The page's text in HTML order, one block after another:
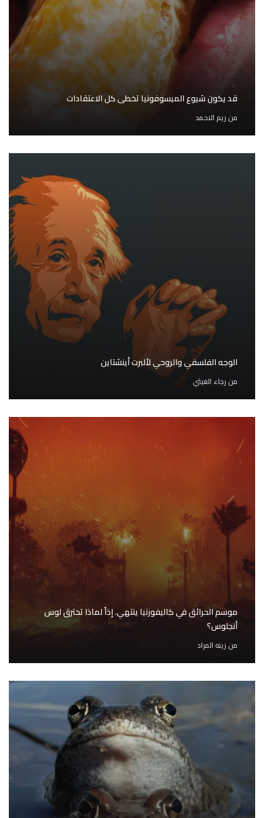
قد يكون شيوع الميسوفونيا تخطى كل الاعتقادات
من ريم الاحمد
الوجه الفلسفي والروحي لألبرت أينشتاين
من رجاء الغيثي
موسم الحرائق في كاليفورنيا ينتهي. إذاً لماذا تحترق لوس
أنجلوس؟
من زينه المراد